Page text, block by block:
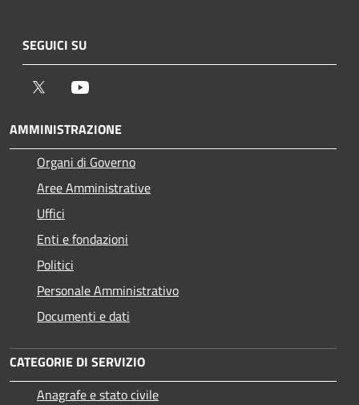
SEGUICI SU
Twitter
AMMINISTRAZIONE
Organi di Governo
Aree Amministrative
Uffici
Enti e fondazioni
Politici
Personale Amministrativo
Documenti e dati
CATEGORIE DI SERVIZIO
Anagrafe e stato civile